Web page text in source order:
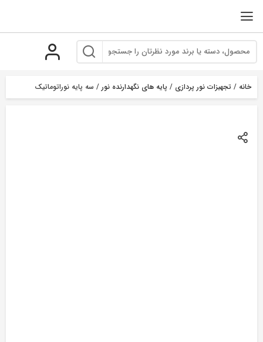
خانه / تجهیزات نور پردازی / پایه های نگهدارنده نور / سه پایه نوراتوماتیک